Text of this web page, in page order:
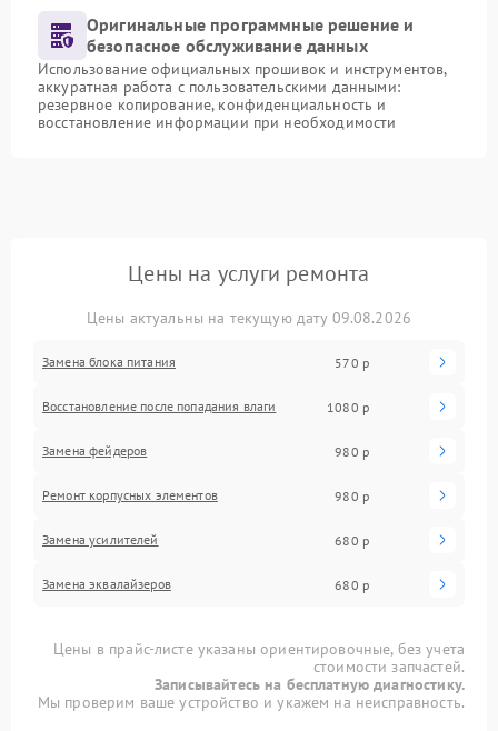
Оригинальные программные решение и
безопасное обслуживание данных
Использование официальных прошивок и инструментов,
аккуратная работа с пользовательскими данными:
резервное копирование, конфиденциальность и
восстановление информации при необходимости
Цены на услуги ремонта
Цены актуальны на текущую дату 09.08.2026
Замена блока питания 570 р
Восстановление после попадания влаги 1080 р
Замена фейдеров 980 р
Ремонт корпусных элементов 980 р
Замена усилителей 680 р
Замена эквалайзеров 680 р
Цены в прайс-листе указаны ориентировочные, без учета
стоимости запчастей.
Записывайтесь на бесплатную диагностику.
Мы проверим ваше устройство и укажем на неисправность.